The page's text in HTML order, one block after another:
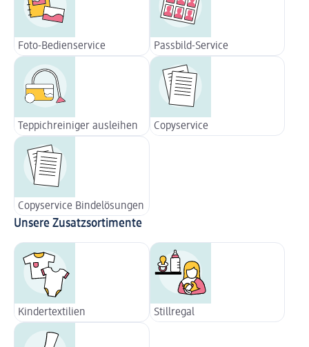
Foto-Bedienservice Passbild-Service
Teppichreiniger ausleihen Copyservice
Copyservice Bindelösungen
Unsere Zusatzsortimente
Kindertextilien Stillregal